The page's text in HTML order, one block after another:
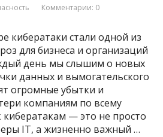
Комментарии: 0
кибератаки стали одной из
для бизнеса и организаций
день мы слышим о новых
данных и вымогательского
огромные убытки и
компаниям по всему
— это не просто
IT, а жизненно важный …